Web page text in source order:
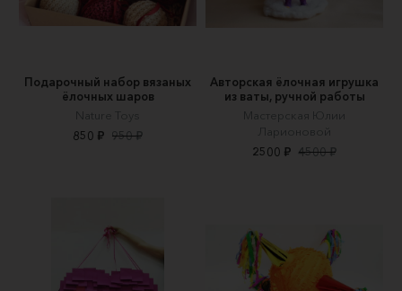
Подарочный набор вязаных
ёлочных шаров
Nature Toys
850 ₽ 950 ₽
Авторская ёлочная игрушка
из ваты, ручной работы
Мастерская Юлии
Ларионовой
2500 ₽ 4500 ₽